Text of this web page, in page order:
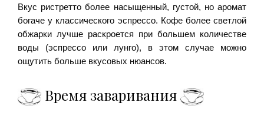
Вкус ристретто более насыщенный, густой, но аромат
богаче у классического эспрессо. Кофе более светлой
обжарки лучше раскроется при большем количестве
воды (эспрессо или лунго), в этом случае можно
ощутить больше вкусовых нюансов.
Время заваривания